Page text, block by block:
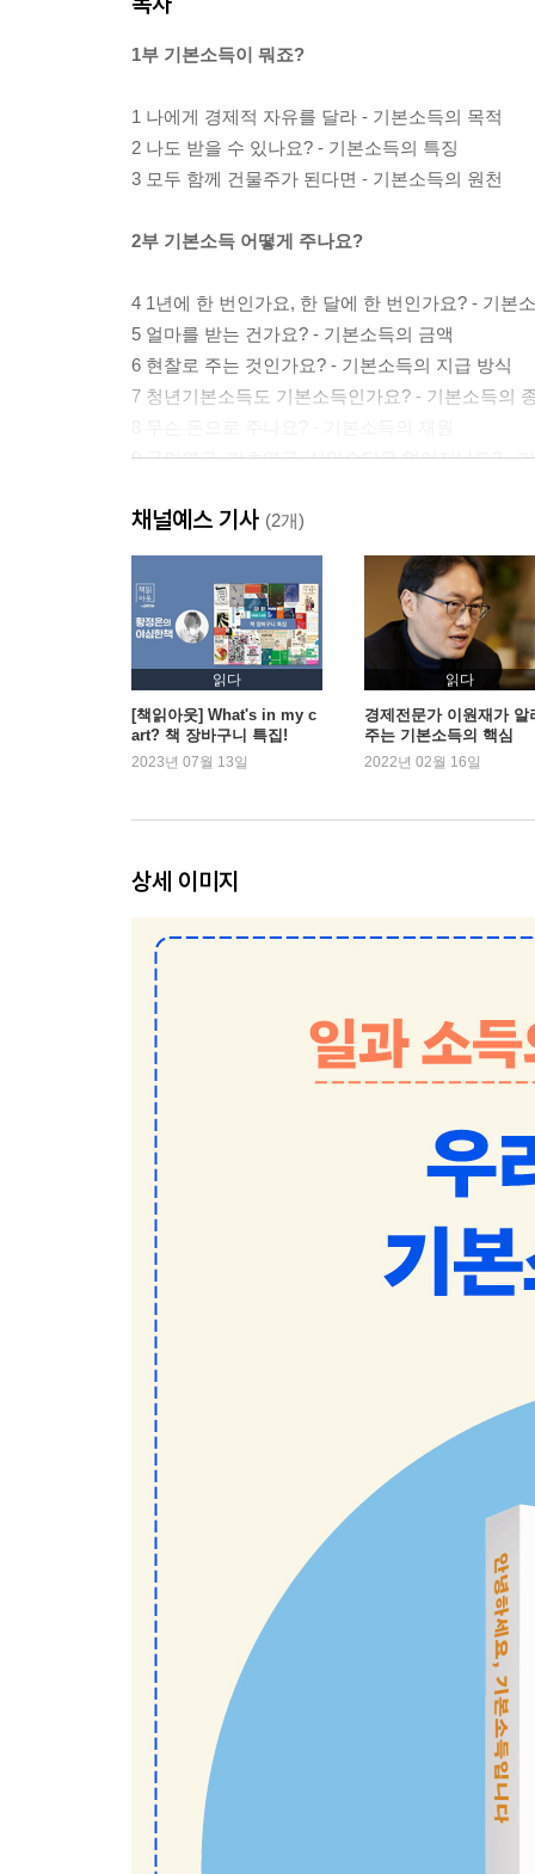
1부 기본소득이 뭐죠?
1 나에게 경제적 자유를 달라 - 기본소득의 목적
2 나도 받을 수 있나요? - 기본소득의 특징
3 모두 함께 건물주가 된다면 - 기본소득의 원천
2부 기본소득 어떻게 주나요?
4 1년에 한 번인가요, 한 달에 한 번인가요? - 기본
5 얼마를 받는 건가요? - 기본소득의 금액
6 현찰로 주는 것인가요? - 기본소득의 지급 방식
7 청년기본소득도 기본소득인가요? - 기본소득의
9 국민연금, 기초연금, 실업수당은 없어지나요? -
3부 기본소득을 도입한 곳이 있나요?
10 조건부 실업급여 대신 무조건 기본소득을 실험
11 탄소 배출에 세금을 매겨 생태배당을 지급하다
12 행정개혁을 위해 기본소득제를 도입하다 - 이란
13 석유 수입으로 영구기금을 조성해 주민에게 배
4부 궁금한 이야기들
17 모두에게 나눠주면 가난한 사람에게 불리하지
19 정부가 너무 커지지 않을까요? - 기본소득과 행
20 돈이 풀리면 물가가 오르지 않을까요? - 기본소
21 고정비로 다 지출하면 무의미하지 않나요? - 기
22 여성의 경제활동을 방해하지 않을까요? - 기본
채널예스 기사 (2개)
읽다
[책읽아웃] What's in my c
art? 책 장바구니 특집!
2023년 07월 13일
읽다
경제전문가 이원재가 알
주는 기본소득의 핵심
2022년 02월 16일
상세 이미지